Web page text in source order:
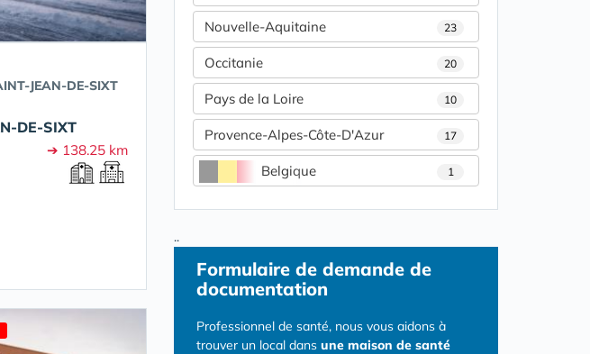
JEAN-DE-SIXT
DE-SIXT
➔ 138.25 km
Nouvelle-Aquitaine 23
Occitanie 20
Pays de la Loire 10
Provence-Alpes-Côte-D'Azur 17
Belgique 1
..
Formulaire de demande de
documentation
Professionnel de santé, nous vous aidons à
trouver un local dans une maison de santé